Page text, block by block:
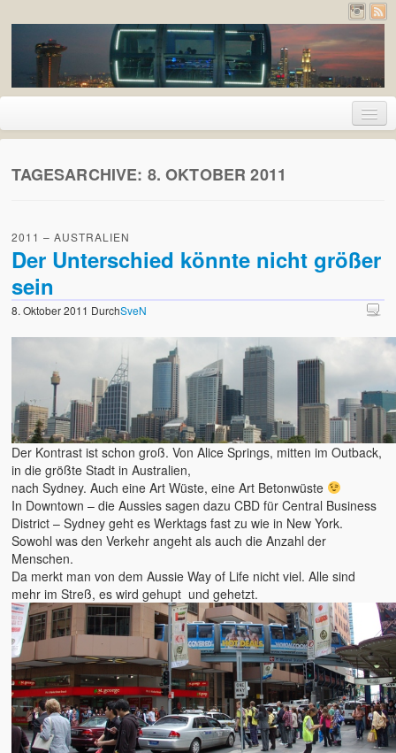
Home
Urlaub
2020 – Deutschland
2019 – Island
2017 – Holland
2017 – London
2016 – Deutschland
2015 – Deutschland
2014 – Frankreich
2012 – Dänemark
2011 – Australien
2008 – Australien
Der tägliche Wahnisnn
Fahrrad
Womo 2.0
sven-w.de
TAGESARCHIVE: 8. OKTOBER 2011
2011 – AUSTRALIEN
Der Unterschied könnte nicht größer
sein
8. Oktober 2011 DurchSveN
Der Kontrast ist schon groß. Von Alice Springs, mitten im Outback,
in die größte Stadt in Australien,
nach Sydney. Auch eine Art Wüste, eine Art Betonwüste
In Downtown – die Aussies sagen dazu CBD für Central Business
District – Sydney geht es Werktags fast zu wie in New York.
Sowohl was den Verkehr angeht als auch die Anzahl der
Menschen.
Da merkt man von dem Aussie Way of Life nicht viel. Alle sind
mehr im Streß, es wird gehupt und gehetzt.